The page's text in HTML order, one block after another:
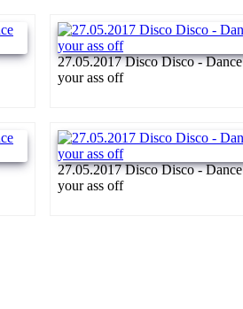
27.05.2017 Disco Disco - Dance
your ass off
27.05.2017 Disco Disco - Dance
your ass off